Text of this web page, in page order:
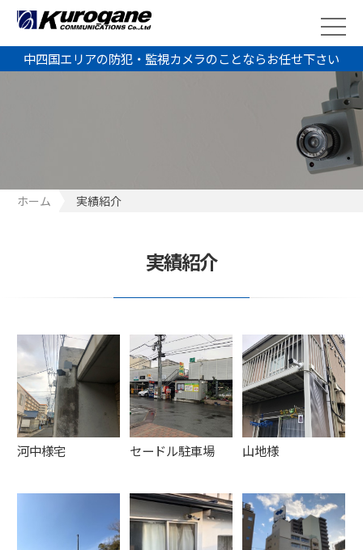
中四国エリアの防犯・監視カメラのことならお任せ下さい
ホーム 実績紹介
実績紹介
河中様宅 セードル駐車場 山地様